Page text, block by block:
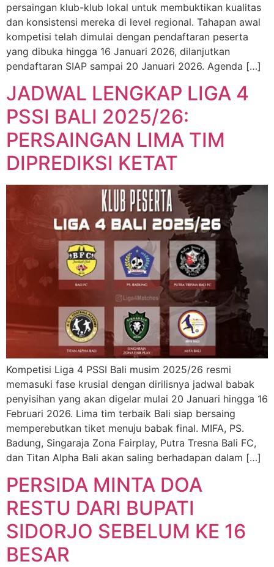
persaingan klub-klub lokal untuk membuktikan kualitas
dan konsistensi mereka di level regional. Tahapan awal
kompetisi telah dimulai dengan pendaftaran peserta
yang dibuka hingga 16 Januari 2026, dilanjutkan
pendaftaran SIAP sampai 20 Januari 2026. Agenda […]
JADWAL LENGKAP LIGA 4
PSSI BALI 2025/26:
PERSAINGAN LIMA TIM
DIPREDIKSI KETAT
Kompetisi Liga 4 PSSI Bali musim 2025/26 resmi
memasuki fase krusial dengan dirilisnya jadwal babak
penyisihan yang akan digelar mulai 20 Januari hingga 16
Februari 2026. Lima tim terbaik Bali siap bersaing
memperebutkan tiket menuju babak final. MIFA, PS.
Badung, Singaraja Zona Fairplay, Putra Tresna Bali FC,
dan Titan Alpha Bali akan saling berhadapan dalam […]
PERSIDA MINTA DOA
RESTU DARI BUPATI
SIDORJO SEBELUM KE 16
BESAR